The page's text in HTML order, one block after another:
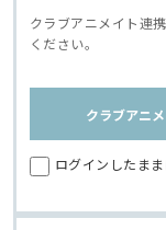
クラブアニメイト連
ください。
クラブアニ
ログインしたま